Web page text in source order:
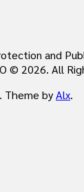
and
© 2026. All
. Theme byAlx.